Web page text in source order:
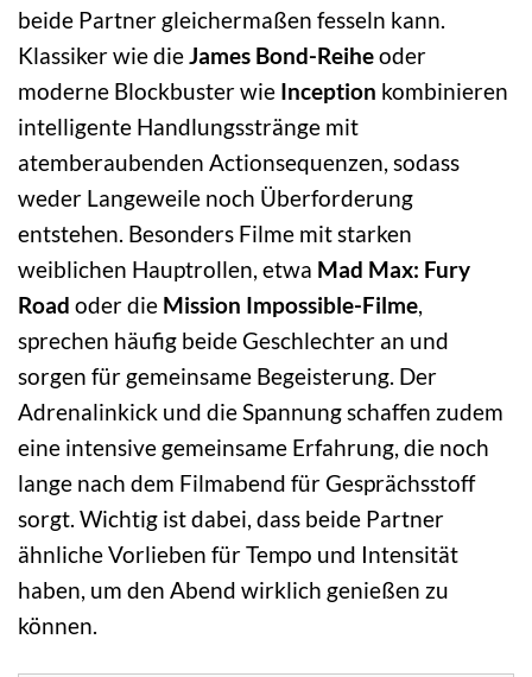
beide Partner gleichermaßen fesseln kann.
Klassiker wie dieJames Bond-Reiheoder
moderne Blockbuster wie Inception kombinieren
intelligente Handlungsstränge mit
atemberaubenden Actionsequenzen, sodass
weder Langeweile noch Überforderung
entstehen. Besonders Filme mit starken
weiblichen Hauptrollen, etwa Mad Max: Fury
Road oder die Mission Impossible-Filme,
sprechen häufig beide Geschlechter an und
sorgen für gemeinsame Begeisterung. Der
Adrenalinkick und die Spannung schaffen zudem
eine intensive gemeinsame Erfahrung, die noch
lange nach dem Filmabend für Gesprächsstoff
sorgt. Wichtig ist dabei, dass beide Partner
ähnliche Vorlieben für Tempo und Intensität
haben, um den Abend wirklich genießen zu
können.